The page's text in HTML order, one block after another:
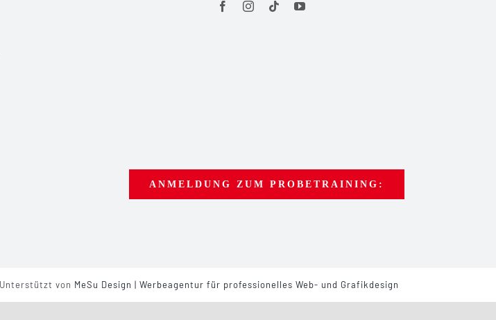
ANMELDUNG ZUM PROBETRAINING:
von MeSu Design | Werbeagentur für professionelles Web- und Grafikdesign